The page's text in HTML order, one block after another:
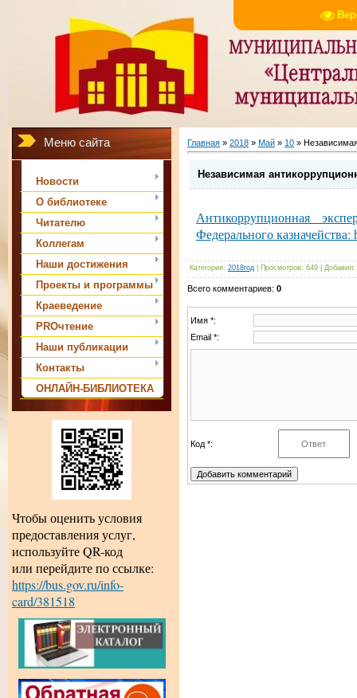
Меню сайта
Новости
О библиотеке
Читателю
Коллегам
Наши достижения
Проекты и программы
Краеведение
PROчтение
Наши публикации
Контакты
ОНЛАЙН-БИБЛИОТЕКА
Чтобы оценить условия
предоставления услуг,
используйте QR-код
или перейдите по ссылке:
https://bus.gov.ru/info-
card/381518
Главная » 2018 » Май » 10 »
Независимая
Антикоррупционная
Федерального
Категория: 2018год Просмотров: 649 Добавил:
Всего комментариев: 0
Имя *:
Email *:
Код *: